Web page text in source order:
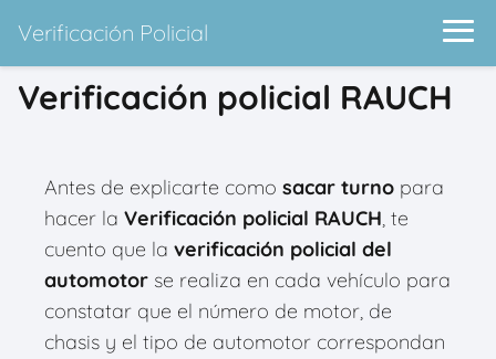
Verificación Policial
Verificación policial RAUCH
Antes de explicarte como sacar turno para
hacer la Verificación policial RAUCH, te
cuento que la verificación policial del
automotor se realiza en cada vehículo para
constatar que el número de motor, de
chasis y el tipo de automotor correspondan